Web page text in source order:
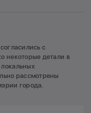
с
некоторые детали в
рассмотрены
города.